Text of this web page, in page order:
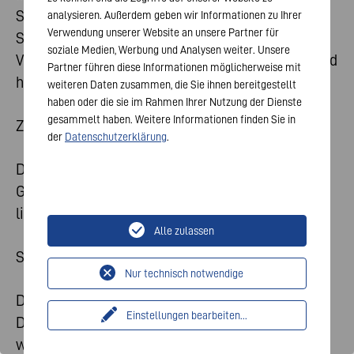
Schriftarten für unser Onlineangebot. Um diese
Schriftarten zu beziehen, stellen Sie eine
Verbindung zu Servern von Google Ireland Limited
her, wobei Ihre IP-Adresse übertragen wird.
Zweck und Rechtsgrundlage
Der Einsatz von Google Fonts erfolgt auf
Grundlage Ihrer Einwilligung gemäß Art. 6 Abs. 1
lit. a. DSGVO und § 25 Abs. 1 TDDDG.
Speicherdauer
Die konkrete Speicherdauer der verarbeiteten
Daten ist nicht durch uns beeinflussbar, sondern
wird von Google Ireland Limited bestimmt.
analysieren. Außerdem geben wir Informationen zu Ihrer
Verwendung unserer Website an unsere Partner für
soziale Medien, Werbung und Analysen weiter. Unsere
Partner führen diese Informationen möglicherweise mit
weiteren Daten zusammen, die Sie ihnen bereitgestellt
haben oder die sie im Rahmen Ihrer Nutzung der Dienste
gesammelt haben. Weitere Informationen finden Sie in
der Datenschutzerklärung.
Einstellungen bearbeiten...
Nur technisch notwendige
Alle zulassen